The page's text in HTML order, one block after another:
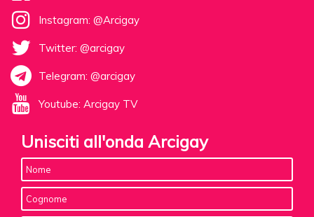
Instagram: @Arcigay
Twitter: @arcigay
Telegram: @arcigay
Youtube: Arcigay TV
Unisciti all'onda Arcigay